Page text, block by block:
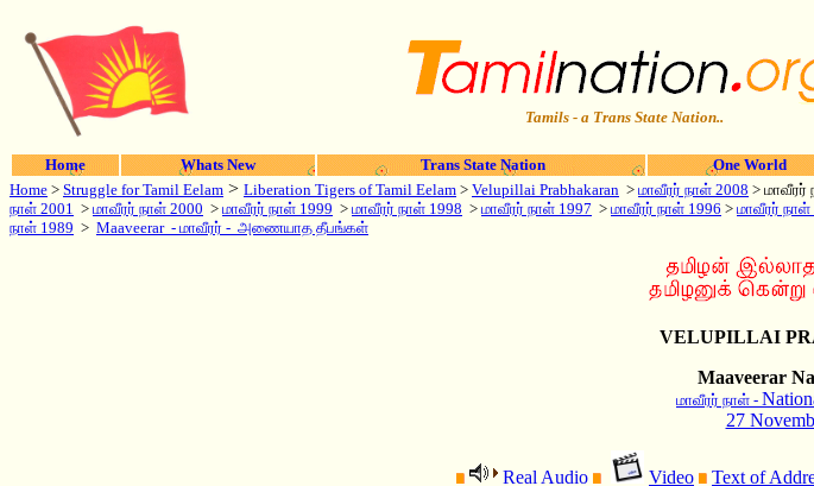
Tamils - a Trans State Nation..
Home Whats New Trans State Nation One World
Home > Struggle for Tamil Eelam > Liberation Tigers of Tamil Eelam > Velupillai Prabhakaran > மாவீரர் நாள் 2008 > மாவீரர்
நாள் 2001 > மாவீரர் நாள் 2000 > மாவீரர் நாள் 1999 > மாவீரர் நாள் 1998 > மாவீரர் நாள் 1997 > மாவீரர் நாள் 1996 > மாவீரர் நாள்
நாள் 1989 > Maaveerar - மாவீரர் - அணையாத தீபங்கள்
VELUPILLAI
Maaveerar
மாவீரர் நாள் -
27
Real Audio Video Text of